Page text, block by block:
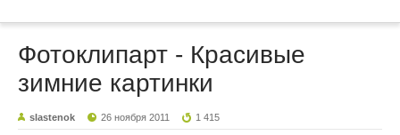
Фотоклипарт - Красивые
зимние картинки
slastenok 26 ноября 2011 1 415